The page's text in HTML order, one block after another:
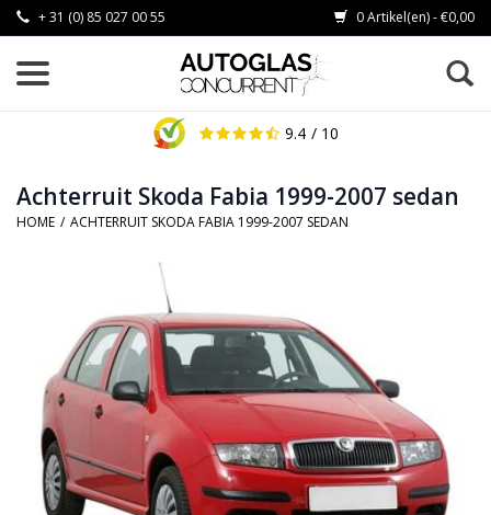
+ 31 (0) 85 027 00 55 0 Artikel(en) - €0,00
9.4 / 10
Achterruit Skoda Fabia 1999-2007 sedan
HOME / ACHTERRUIT SKODA FABIA 1999-2007 SEDAN